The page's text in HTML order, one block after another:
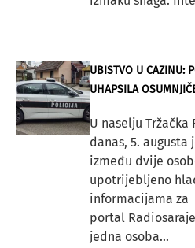
UBISTVO U CAZINU:
UHAPSILA
U naselju Tržačka
danas, 5. augusta
između dvije
upotrijebljeno
informacijama za
portal
jedna osoba...